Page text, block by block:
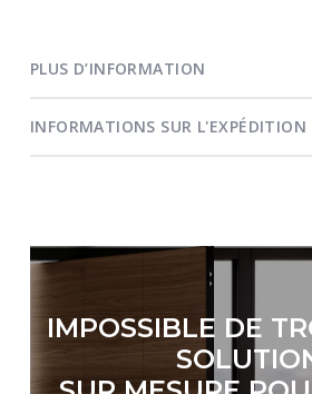
PLUS D’INFORMATION
INFORMATIONS SUR L'EXPÉDITION
IMPOSSIBLE DE